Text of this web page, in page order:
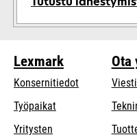
Lexmark
Konsernitiedot
Työpaikat
Yritysten
Ota